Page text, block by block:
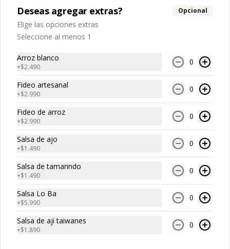
coco, ají, camarón, cebolla, maíz, maní,
especies orientales, sal, cardamomo,
pimienta negra, pimienta blanca).
opcion de agregar medio huevo estilo
Taiwán. (APTO VEGANO)
Ingredientes:
Carne de soya, champiñones shitake,
ajo, cebolla morada, salsa de soya,
sal, trigo, azúcar, condimento
champiñón (extracto de champiñón
taiwanes, extracto de apio, extracto de
repollo, poroto de soya, comino,
paprika, pimienta, azúcar).
Ingredientes caldo: Champiñones,
cebolla blanca, zanahoria, repollo,
alga konbu, condimento champiñón
(extracto de champiñón taiwanes,
extracto de apio, extracto de repollo,
poroto de soya, comino, paprika,
pimienta, azúcar), satay veggie (aceite
de soya, salsa poroto de soya, aceite
de sesamo, sal, mani, pimienta,
cascara de naranja, curry, canela,
polvo de coco, aji, trigo), diente
jengibre, cebollín, salsa de soya, ajo,
agua, azúcar, mix de hierba (canela,
anís, pimienta y comino), mirin (azúcar,
$9.990
-素肉乾拌麵- Estofado de trosos de
carne de soya con especias y
condimentos de Taiwan, acompañado
artesanales, zanahoria y pepino
rallados. (APTO VEGANO)
Ingredientes:
Carne de soya, champiñones shitake,
ajo, cebolla morada, salsa de soya,
sal, trigo, azúcar, condimento
champiñón (extracto de champiñón
taiwanes, extracto de apio, extracto de
repollo, poroto de soya, comino,
paprika, pimienta, azúcar), salsa ostra
vegana (trigo, soya, shitake, sal, maíz),
condimento 5 sabores (naranja,
canela, anís, pimienta y comino),
pepino, zanahoria.
$8.990
Extras
Arroz Blanco
-白飯-
$2.490
Deseas agregar extras? Opcional
Elige las opciones extras
Seleccione al menos 1
Arroz blanco
+$2.490
0
Fideo artesanal
+$2.990
0
Fideo de arroz
+$2.990
0
Salsa de ajo
+$1.490
0
Salsa de tamarindo
+$1.490
0
Salsa Lo Ba
+$5.990
0
Salsa de aji taiwanes
+$1.890
0